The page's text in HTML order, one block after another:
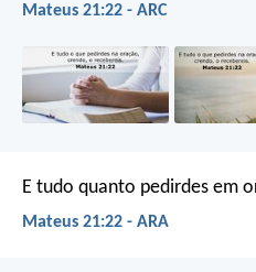
Mateus 21:22 - ARC
E tudo quanto pedirdes em
Mateus 21:22 - ARA